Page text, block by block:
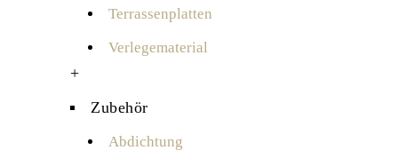
Terrassenplatten
Verlegematerial
+
Zubehör
Abdichtung